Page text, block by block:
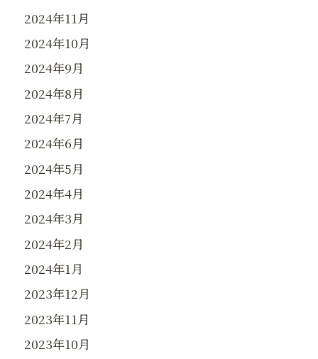
2024年11月
2024年10月
2024年9月
2024年8月
2024年7月
2024年6月
2024年5月
2024年4月
2024年3月
2024年2月
2024年1月
2023年12月
2023年11月
2023年10月